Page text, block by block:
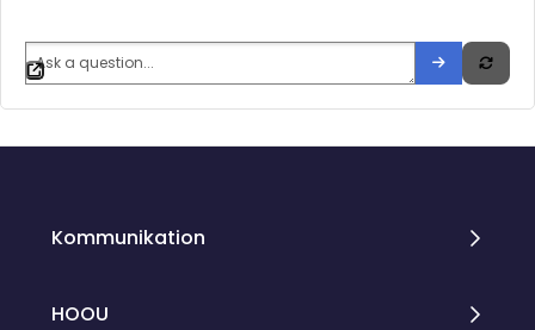
Kommunikation
HOOU